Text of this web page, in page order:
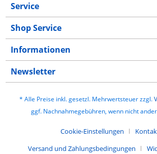
Service
Shop Service
Informationen
Newsletter
* Alle Preise inkl. gesetzl. Mehrwertsteuer zzgl.
ggf. Nachnahmegebühren, wenn nicht
Cookie-Einstellungen
Versand und Zahlungsbedingungen